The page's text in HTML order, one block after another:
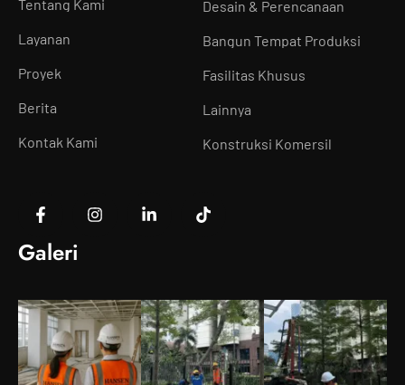
Tentang Kami
Layanan
Proyek
Berita
Kontak Kami
Desain & Perencanaan
Bangun Tempat Produksi
Fasilitas Khusus
Lainnya
Konstruksi Komersil
Galeri